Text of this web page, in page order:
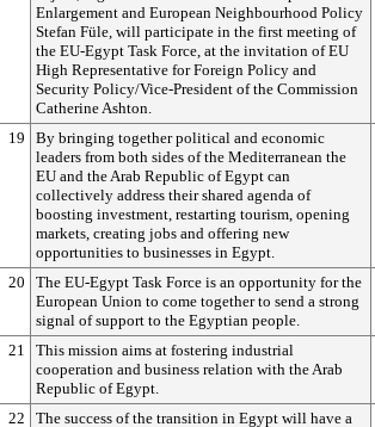
Enlargement and European Neighbourhood Policy
Stefan Füle, will participate in the first meeting of
the EU-Egypt Task Force, at the invitation of EU
High Representative for Foreign Policy and
Security Policy/Vice-President of the Commission
Catherine Ashton.
19
By bringing together political and economic
leaders from both sides of the Mediterranean the
EU and the Arab Republic of Egypt can
collectively address their shared agenda of
boosting investment, restarting tourism, opening
markets, creating jobs and offering new
opportunities to businesses in Egypt.
20
The EU-Egypt Task Force is an opportunity for the
European Union to come together to send a strong
signal of support to the Egyptian people.
21
This mission aims at fostering industrial
cooperation and business relation with the Arab
Republic of Egypt.
22
The success of the transition in Egypt will have a